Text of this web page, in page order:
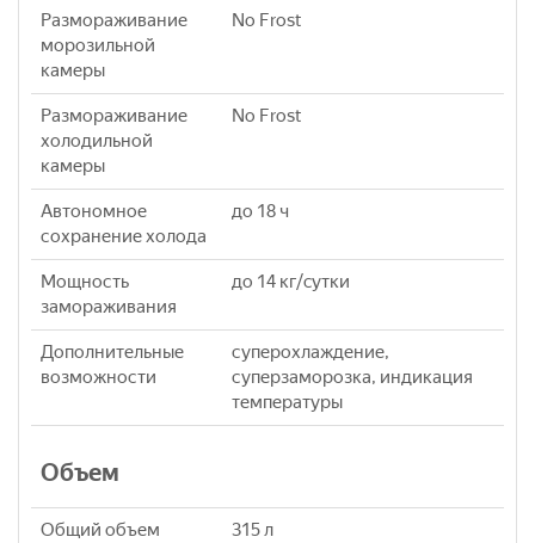
Размораживание
морозильной
камеры
No Frost
Размораживание
холодильной
камеры
No Frost
Автономное
сохранение холода
до 18 ч
Мощность
замораживания
до 14 кг/cутки
Дополнительные
возможности
суперохлаждение,
суперзаморозка, индикация
температуры
Объем
Общий объем 315 л